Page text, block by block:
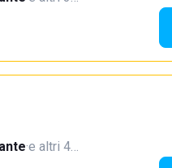
·e altri 4…